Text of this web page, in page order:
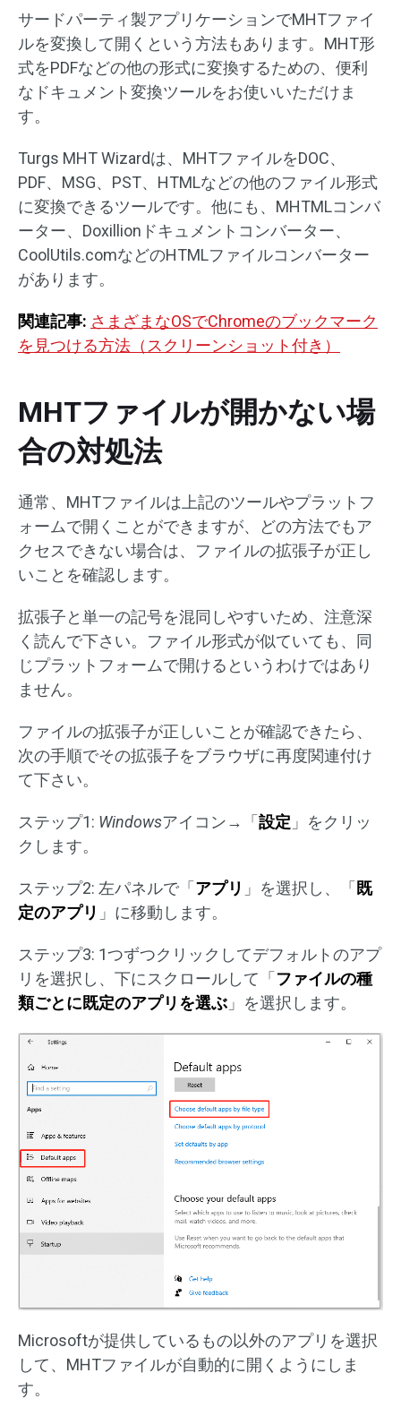
サードパーティ製アプリケーションでMHTファイ
ルを変換して開くという方法もあります。MHT形
式をPDFなどの他の形式に変換するための、便利
なドキュメント変換ツールをお使いいただけま
す。
Turgs MHT Wizardは、MHTファイルをDOC、
PDF、MSG、PST、HTMLなどの他のファイル形式
に変換できるツールです。他にも、MHTMLコンバ
ーター、Doxillionドキュメントコンバーター、
CoolUtils.comなどのHTMLファイルコンバーター
があります。
関連記事: さまざまなOSでChromeのブックマーク
を見つける方法（スクリーンショット付き）
MHTファイルが開かない場
合の対処法
通常、MHTファイルは上記のツールやプラットフ
ォームで開くことができますが、どの方法でもア
クセスできない場合は、ファイルの拡張子が正し
いことを確認します。
拡張子と単一の記号を混同しやすいため、注意深
く読んで下さい。ファイル形式が似ていても、同
じプラットフォームで開けるというわけではあり
ません。
ファイルの拡張子が正しいことが確認できたら、
次の手順でその拡張子をブラウザに再度関連付け
て下さい。
ステップ1: Windowsアイコン→「 設定 」をクリッ
クします。
ステップ2: 左パネルで「 アプリ 」を選択し、「 既
定のアプリ 」に移動します。
ステップ3: 1つずつクリックしてデフォルトのアプ
リを選択し、下にスクロールして「 ファイルの種
類ごとに既定のアプリを選ぶ 」を選択します。
Microsoftが提供しているもの以外のアプリを選択
して、MHTファイルが自動的に開くようにしま
す。